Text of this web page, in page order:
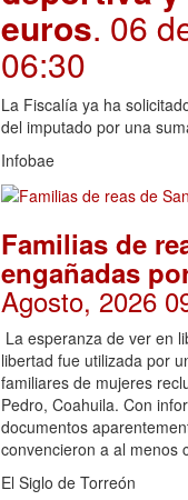
euros. 06
06:30
La Fiscalía ya ha
del imputado por una
Infobae
Familias de
engañadas
Agosto, 2026
La esperanza de ver en
libertad fue utilizada por
familiares de mujeres
Pedro, Coahuila. Con
documentos
convencieron a al menos
El Siglo de Torreón